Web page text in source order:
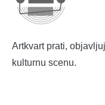
Artkvart prati,
kulturnu scenu.